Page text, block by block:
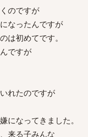
のですが
なったんですが
は初めてです。
ですが
れたのですが
になってきました。
来る子みんな